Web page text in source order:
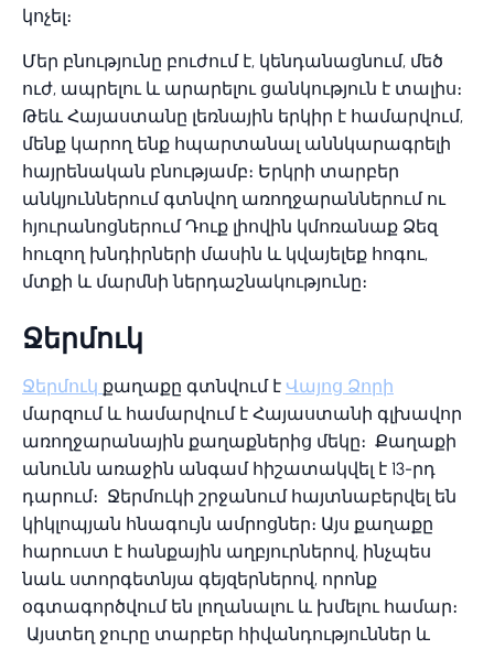
կոչել։
Մեր բնությունը բուժում է, կենդանացնում, մեծ
ուժ, ապրելու և արարելու ցանկություն է տալիս։
Թեև Հայաստանը լեռնային երկիր է համարվում,
մենք կարող ենք հպարտանալ աննկարագրելի
հայրենական բնությամբ։ Երկրի տարբեր
անկյուններում գտնվող առողջարաններում ու
հյուրանոցներում Դուք լիովին կմոռանաք Ձեզ
հուզող խնդիրների մասին և կվայելեք հոգու,
մտքի և մարմնի ներդաշնակությունը։
Ջերմուկ
Ջերմուկ քաղաքը գտնվում է Վայոց Ձորի
մարզում և համարվում է Հայաստանի գլխավոր
առողջարանային քաղաքներից մեկը։ Քաղաքի
անունն առաջին անգամ հիշատակվել է 13-րդ
դարում։ Ջերմուկի շրջանում հայտնաբերվել են
կիկլոպյան հնագույն ամրոցներ։ Այս քաղաքը
հարուստ է հանքային աղբյուրներով, ինչպես
նաև ստորգետնյա գեյզերներով, որոնք
օգտագործվում են լողանալու և խմելու համար։
Այստեղ ջուրը տարբեր հիվանդություններ և